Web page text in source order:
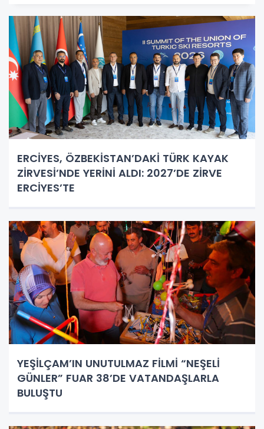
ERCİYES, ÖZBEKİSTAN’DAKİ TÜRK KAYAK
ZİRVESİ’NDE YERİNİ ALDI: 2027’DE ZİRVE
ERCİYES’TE
YEŞİLÇAM’IN UNUTULMAZ FİLMİ “NEŞELİ
GÜNLER” FUAR 38’DE VATANDAŞLARLA
BULUŞTU